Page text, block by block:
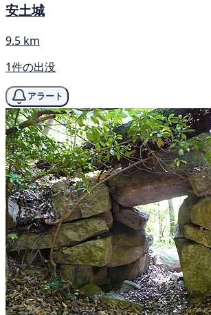
安土城
9.5 km
1件の出没
アラート